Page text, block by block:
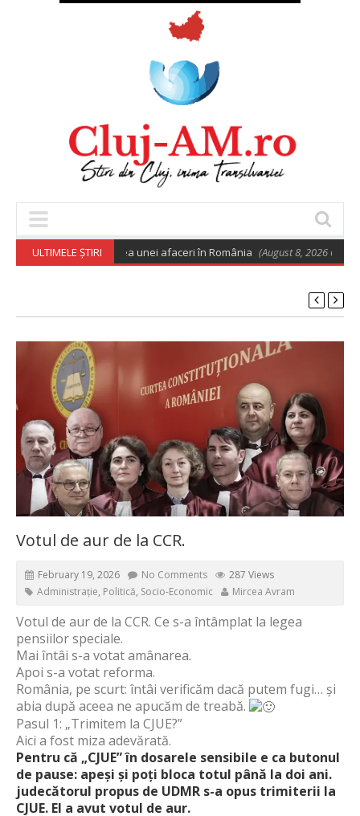
ULTIMELE ȘTIRI
pentru deschiderea unei afaceri în România (August 8, 2026 6:02 am)
Votul de aur de la CCR.
February 19, 2026 No Comments
287 Views
Administrație, Politică, Socio-Economic Mircea Avram
Votul de aur de la CCR. Ce s-a întâmplat la legea
pensiilor speciale.
Mai întâi s-a votat amânarea.
Apoi s-a votat reforma.
România, pe scurt: întâi verificăm dacă putem fugi… și
abia după aceea ne apucăm de treabă.
Pasul 1: „Trimitem la CJUE?”
Aici a fost miza adevărată.
Pentru că „CJUE” în dosarele sensibile e ca butonul
de pause: apeși și poți bloca totul până la doi ani.
judecătorul propus de UDMR s-a opus trimiterii la
CJUE. El a avut votul de aur.